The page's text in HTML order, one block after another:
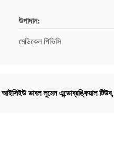
উপাদান:
মেডিকেল পিভিসি
আইসিইউ ডাবল লুমেন এন্ডোব্রঙ্কিয়াল টিউব,